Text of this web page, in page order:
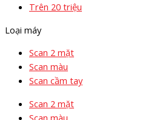
Trên 20 triệu
Loại máy
Scan 2 mặt
Scan màu
Scan cầm tay
Scan 2 mặt